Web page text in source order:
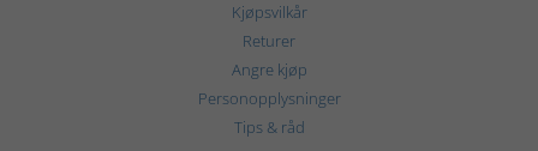
Kjøpsvilkår
Returer
Angre kjøp
Personopplysninger
Tips & råd